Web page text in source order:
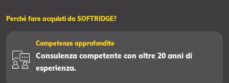
Perché fare acquisti da SOFTRIDGE?
Competenze approfondite
Consulenza competente con oltre 20 anni di
esperienza.